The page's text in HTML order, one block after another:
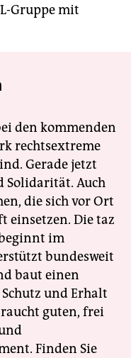
Gruppe mit
den kommenden
rechtsextreme
Gerade jetzt
Solidarität. Auch
die sich vor Ort
einsetzen. Die taz
im
bundesweit
baut einen
und Erhalt
guten, frei
Finden Sie